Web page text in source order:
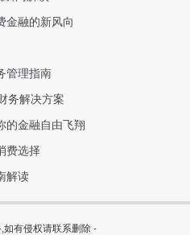
金融的新风向
管理指南
务解决方案
的金融自由飞翔
费选择
解读
如有侵权请联系删除 -